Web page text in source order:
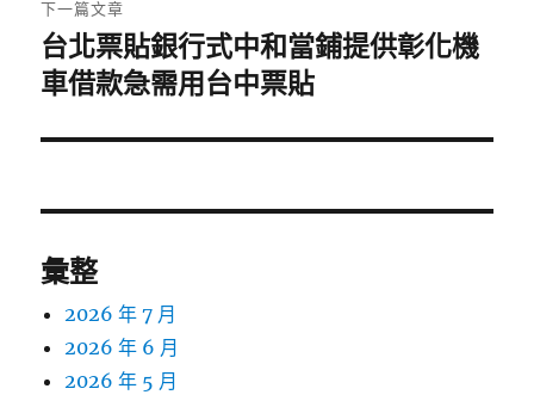
章:
下一篇文章
下
一
文
台北票貼銀行式中和當鋪提供彰化機
車借款急需用台中票貼
彙整
2026 年 7 月
2026 年 6 月
2026 年 5 月